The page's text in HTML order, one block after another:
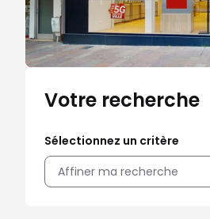
Votre recherche
Sélectionnez un critère
Affiner ma recherche